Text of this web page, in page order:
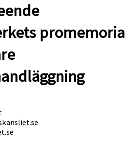
promemoria